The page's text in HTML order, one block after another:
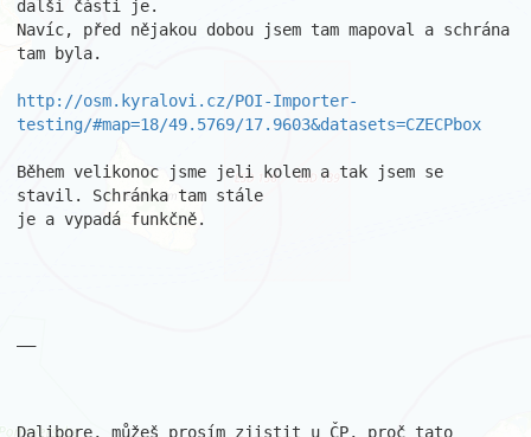
další části je.
Navíc, před nějakou dobou jsem tam mapoval a schrána
tam byla.
http://osm.kyralovi.cz/POI-Importer-
testing/#map=18/49.5769/17.9603&datasets=CZECPbox
Během velikonoc jsme jeli kolem a tak jsem se
stavil. Schránka tam stále
je a vypadá funkčně.
Dalibore, můžeš prosím zjistit u ČP, proč tato